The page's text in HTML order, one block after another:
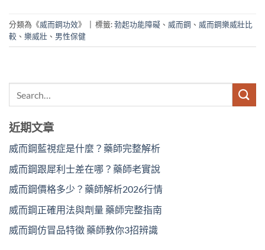
分類為《威而鋼功效》 標籤:勃起功能障礙 、 威而鋼 、 威而鋼樂威壯比
較 、 樂威壯 、 男性保健
近期文章
威而鋼藍視症是什麼？藥師完整解析
威而鋼跟犀利士差在哪？藥師老實說
威而鋼價格多少？藥師解析2026行情
威而鋼正確用法與劑量 藥師完整指南
威而鋼仿冒品特徵 藥師教你3招辨識